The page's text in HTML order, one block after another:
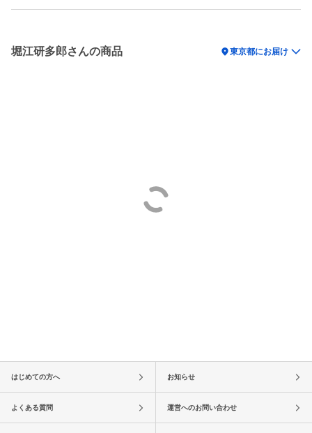
堀江研多郎さんの商品 location_on東京都にお届け
はじめての方へ お知らせ
よくある質問 運営へのお問い合わせ